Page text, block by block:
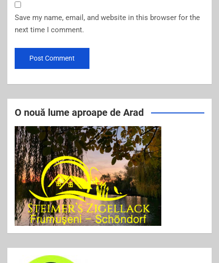
Save my name, email, and website in this browser for the
next time I comment.
O nouă lume aproape de Arad